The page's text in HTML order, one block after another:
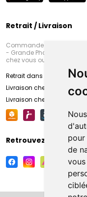
de
Retrait / Livraison
Commandez en ligne et
- Grande Pharmacie
chez vous ou en point retrait
Retrait dans la pharmacie
Livraison chez vous
Livraison chez votre
Retrouvez-nous sur